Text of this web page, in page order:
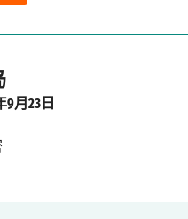
9月23日